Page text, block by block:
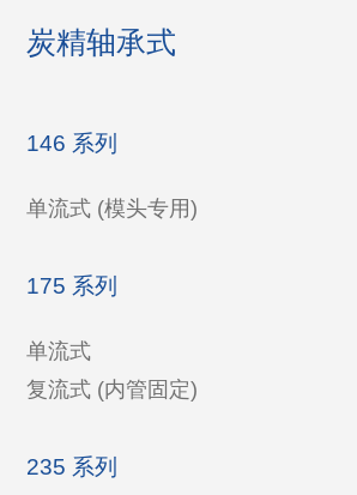
炭精轴承式
146 系列
单流式 (模头专用)
175 系列
单流式
复流式 (内管固定)
235 系列